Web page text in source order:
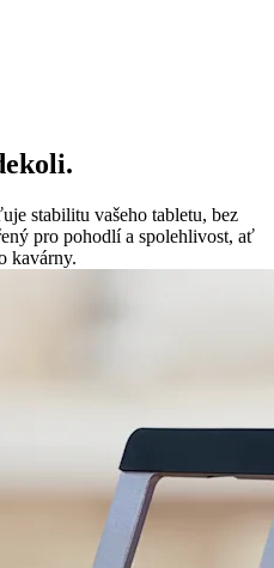
stabilitu vašeho tabletu, bez
pro pohodlí a spolehlivost, ať
kavárny.